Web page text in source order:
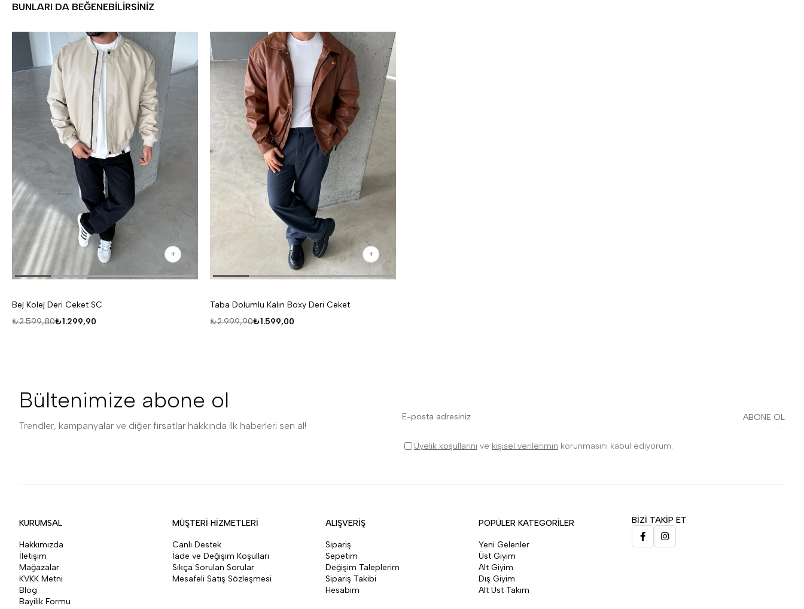
BUNLARI DA BEĞENEBILIRSINIZ
Bej Kolej Deri Ceket SC
₺1.299,90
₺2.599,80
Taba Dolumlu Kalın Boxy Deri Ceket
₺1.599,00
₺2.999,90
Bültenimize abone ol
Trendler, kampanyalar ve diğer fırsatlar hakkında ilk haberleri sen al!
ABONE OL
Üyelik koşullarını ve kişisel verilerimin korunmasını kabul ediyorum.
KURUMSAL
Hakkımızda
İletişim
Mağazalar
KVKK Metni
Blog
Bayilik Formu
MÜŞTERİ HİZMETLERİ
Canlı Destek
İade ve Değişim Koşulları
Sıkça Sorulan Sorular
Mesafeli Satış Sözleşmesi
ALIŞVERİŞ
Sipariş
Sepetim
Değişim Taleplerim
Sipariş Takibi
Hesabım
POPÜLER KATEGORİLER
Yeni Gelenler
Üst Giyim
Alt Giyim
Dış Giyim
Alt Üst Takım
BİZİ TAKİP ET